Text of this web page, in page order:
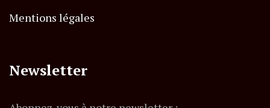
Mentions légales
Newsletter